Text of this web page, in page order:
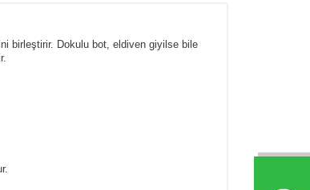
birleştirir. Dokulu bot, eldiven giyilse bile